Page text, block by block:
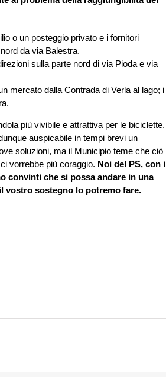
o un posteggio privato e i fornitori
da via Balestra.
sulla parte nord di via Pioda e via
mercato dalla Contrada di Verla al lago; i
più vivibile e attrattiva per le biciclette.
auspicabile in tempi brevi un
soluzioni, ma il Municipio teme che ciò
vorrebbe più coraggio. Noi del PS, con i
convinti che si possa andare in una
vostro sostegno lo potremo fare.